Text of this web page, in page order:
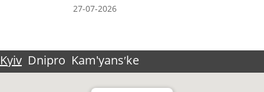
27-07-2026
Kyiv Dnipro Kam'yansʹke